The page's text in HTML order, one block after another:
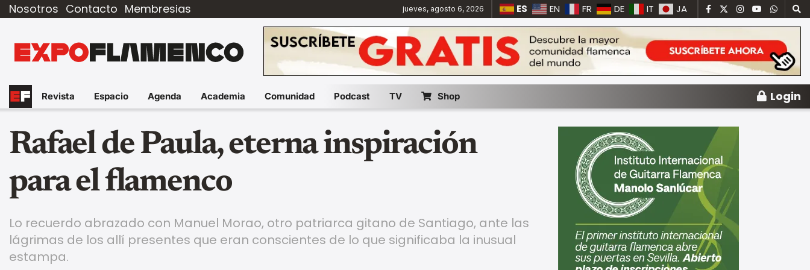
Nosotros Contacto Membresias jueves, agosto 6, 2026 ES EN FR DE IT JA
Revista Espacio Agenda Academia Comunidad Podcast TV Shop Login
Rafael de Paula, eterna inspiración
para el flamenco
Lo recuerdo abrazado con Manuel Morao, otro patriarca gitano de Santiago, ante las
lágrimas de los allí presentes que eran conscientes de lo que significaba la inusual
estampa.